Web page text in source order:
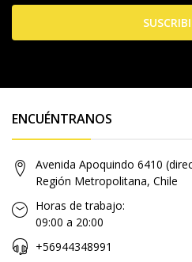
ENCUÉNTRANOS
Avenida Apoquindo 6410
Región Metropolitana, Chile
Horas de trabajo:
09:00 a 20:00
+56944348991